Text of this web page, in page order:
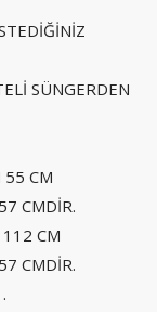
SÜNGERDEN
55 CM
CMDİR.
CM
CMDİR.